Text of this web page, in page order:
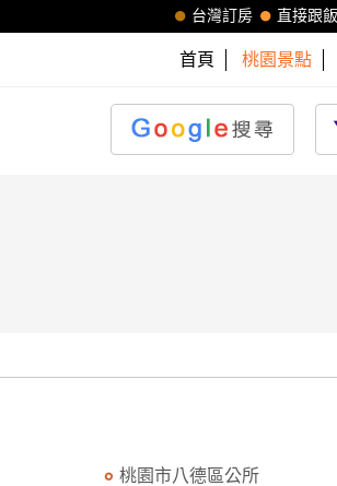
直接跟
台灣訂房
首頁 桃園景點
桃園市八德區公所